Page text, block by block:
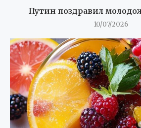
Путин поздравил
10/07/2026